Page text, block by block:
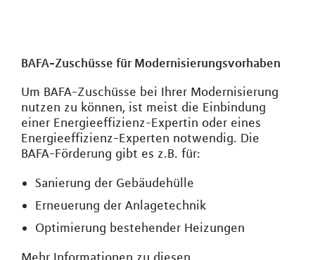
BAFA-Zuschüsse für Modernisierungsvorhaben
Um BAFA-Zuschüsse bei Ihrer Modernisierung
nutzen zu können, ist meist die Einbindung
einer Energieeffizienz-Expertin oder eines
Energieeffizienz-Experten notwendig. Die
BAFA-Förderung gibt es z.B. für:
Sanierung der Gebäudehülle
Erneuerung der Anlagetechnik
Optimierung bestehender Heizungen